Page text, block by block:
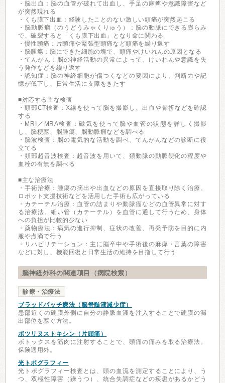
・脳出血：脳の血管が破れて出血し、手足の麻痺や意識障害など
が突然現れる
・くも膜下出血：経験したことのない激しい頭痛が突然起こる
・脳動脈瘤（のうどうみゃくりゅう）：脳の動脈にできる膨らみ
で、破裂すると「くも膜下出血」となり命に関わる
・慢性頭痛：片頭痛や緊張型頭痛など頭痛を繰り返す
・脳腫瘍：脳にできた細胞の塊で、頭痛やけいれんの原因となる
・てんかん：脳の神経活動の異常によって、けいれんや意識を失
う発作などを繰り返す
・認知症：脳の神経細胞が傷つくなどの要因により、判断力や記
憶が低下し、日常生活に支障をきたす
■対応する主な検査
・頭部CT検査：X線を使って脳を撮影し、出血や骨折などを確認
する
・MRI／MRA検査：磁気を使って脳や血管の状態を詳しく撮影
し、脳梗塞、脳腫瘍、脳動脈瘤などを調べる
・脳波検査：脳の電気的な活動を調べ、てんかんなどの診断に役
立てる
・頚部超音波検査：超音波を用いて、頚動脈の動脈硬化の程度や
血栓の有無を調べる
■主な治療法
・手術治療：腫瘍の摘出や出血などの原因を直接取り除く治療。
ロボット支援技術などを活用した手術も広がっている
・カテーテル治療：血管の詰まりや動脈瘤などの血管異常に対す
る治療法。細い管（カテーテル）を血管に通して行うため、身体
への負担が比較的少ない
・薬物療法：病気の進行抑制、症状の改善、再発予防を目的に内
服や点滴で行う
・リハビリテーション：主に脳卒中や手術後の麻痺・言葉の障害
などに対し、機能回復と日常生活の維持を目指して行う
脳神経外科の関連項目（病院検索）
診療・治療法
ブラッドパッチ療法（脳脊髄液減少症）
患部近くの硬膜外側に自分の静脈血液を注入することで硬膜の漏
出部位を塞ぐ方法。
ボツリヌストキシン（片頭痛）
ボトックスを筋肉に注射することで、頭痛の痛みを取る治療法。
保険適用外。
光トポグラフィー
光トポグラフィー検査とは、頭の血流を測定することにより、う
つ、双極性障害（躁うつ）、統合失調症などの疾患があるかどう